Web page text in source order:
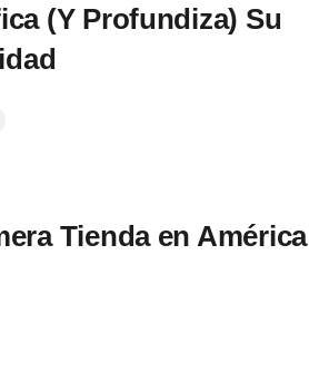
(Y Profundiza) Su
Tienda en América